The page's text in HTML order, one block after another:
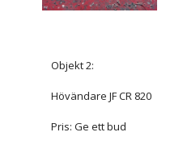
Objekt 2:
Hövändare JF CR 820
Pris: Ge ett bud